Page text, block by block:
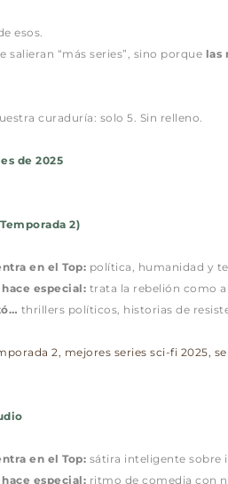
esos.
salieran “más series”, sino porque las
curaduría: solo 5. Sin relleno.
de 2025
2)
en el Top: política, humanidad y
especial: trata la rebelión como
thrillers políticos, historias de
2, mejores series sci-fi 2025,
en el Top: sátira inteligente sobre
especial: ritmo de comedia con